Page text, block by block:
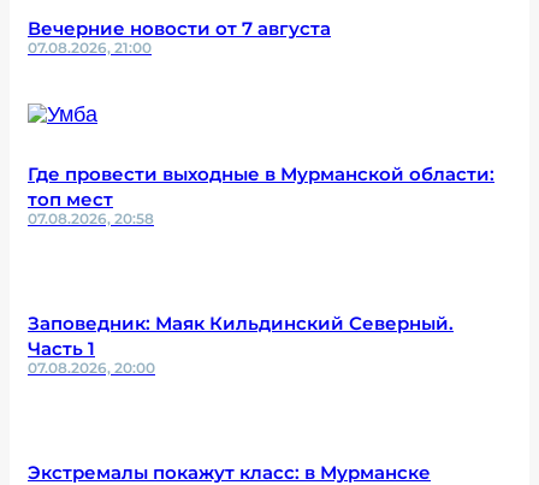
Вечерние новости от 7 августа
07.08.2026, 21:00
Где провести выходные в Мурманской области:
топ мест
07.08.2026, 20:58
Заповедник: Маяк Кильдинский Северный.
Часть 1
07.08.2026, 20:00
Экстремалы покажут класс: в Мурманске